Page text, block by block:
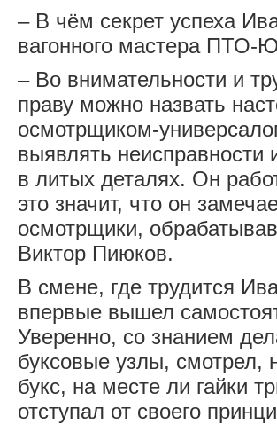
– В чём секрет успеха
вагонного мастера ПТО-
– Во внимательности и
праву можно назвать
осмотрщиком-
выявлять неисправности
в литых деталях. Он
это значит, что он
осмотрщики,
Виктор Пиюков.
В смене, где трудится
впервые вышел
Уверенно, со знанием
буксовые узлы, смотрел,
букс, на месте ли гайки
отступал от своего